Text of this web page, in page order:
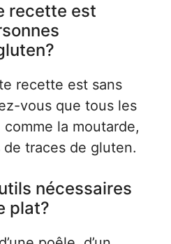
recette est
recette est sans
vous que tous les
la moutarde,
traces de gluten.
nécessaires
plat?